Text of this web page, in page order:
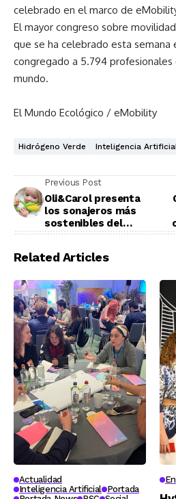
celebrado en el marco de
El mayor congreso sobre
que se ha celebrado esta semana
congregado a 5.794
mundo.
El Mundo Ecológico / eMobility
Hidrógeno Verde Inteligencia
Previous Post
Oli&Carol presenta
los sonajeros más
sostenibles del
Related Articles
Actualidad
Inteligencia Artificial Portada